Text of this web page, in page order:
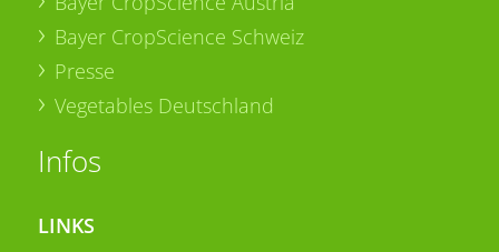
Bayer CropScience Schweiz
Presse
Vegetables Deutschland
Infos
LINKS